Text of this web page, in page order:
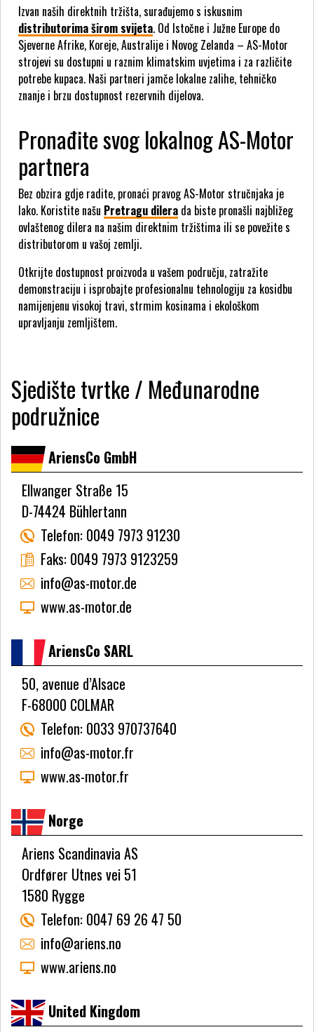
Izvan naših direktnih tržišta, surađujemo s iskusnim
distributorima širom svijeta. Od Istočne i Južne Europe do
Sjeverne Afrike, Koreje, Australije i Novog Zelanda – AS-Motor
strojevi su dostupni u raznim klimatskim uvjetima i za različite
potrebe kupaca. Naši partneri jamče lokalne zalihe, tehničko
znanje i brzu dostupnost rezervnih dijelova.
Pronađite svog lokalnog AS-Motor
partnera
Bez obzira gdje radite, pronaći pravog AS-Motor stručnjaka je
lako. Koristite našu Pretragu dilera da biste pronašli najbližeg
ovlaštenog dilera na našim direktnim tržištima ili se povežite s
distributorom u vašoj zemlji.
Otkrijte dostupnost proizvoda u vašem području, zatražite
demonstraciju i isprobajte profesionalnu tehnologiju za kosidbu
namijenjenu visokoj travi, strmim kosinama i ekološkom
upravljanju zemljištem.
Sjedište tvrtke / Međunarodne
podružnice
AriensCo GmbH
Ellwanger Straße 15
D-74424 Bühlertann
Telefon: 0049 7973 91230
Faks: 0049 7973 9123259
info@as-motor.de
www.as-motor.de
AriensCo SARL
50, avenue d’Alsace
F-68000 COLMAR
Telefon: 0033 970737640
info@as-motor.fr
www.as-motor.fr
Norge
Ariens Scandinavia AS
Ordfører Utnes vei 51
1580 Rygge
Telefon: 0047 69 26 47 50
info@ariens.no
www.ariens.no
United Kingdom